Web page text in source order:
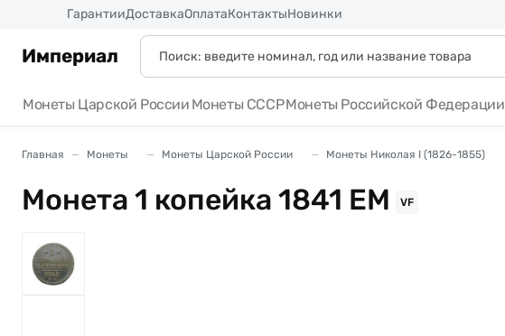
ГарантииДоставкаОплатаКонтактыНовинки
Империал
Монеты Царской России Монеты СССРМонеты Российской Федерации
Главная Монеты Монеты Царской России Монеты Николая I (1826-1855)
Монета 1 копейка 1841 ЕМ VF